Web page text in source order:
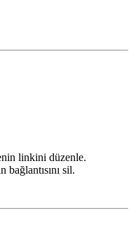
linkini düzenle.
bağlantısını sil.